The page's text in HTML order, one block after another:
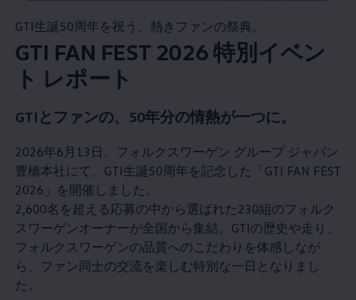
GTI生誕50周年を祝う、熱きファンの祭典。
GTI FAN FEST 2026 特別イベン
ト レポート
GTIとファンの、50年分の情熱が一つに​。
2026年6月13日、フォルクスワーゲン グループ ジャパン
豊橋本社にて、GTI生誕50周年を記念した「GTI FAN FEST
2026」を開催しました。
2,600名を超える応募の中から選ばれた230組のフォルク
スワーゲンオーナーが全国から集結。GTIの歴史や走り、
フォルクスワーゲンの品質へのこだわりを体感しなが
ら、ファン同士の交流を楽しむ特別な一日となりまし
た。